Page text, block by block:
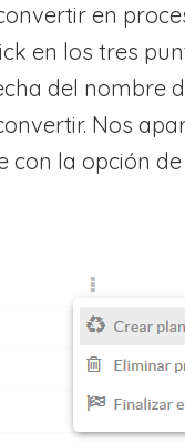
en
en los tres
del nombre
Nos
con la opción